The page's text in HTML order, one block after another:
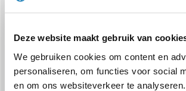
Deze website maakt gebruik van
We gebruiken cookies om content en
personaliseren, om functies voor social
en om ons websiteverkeer te